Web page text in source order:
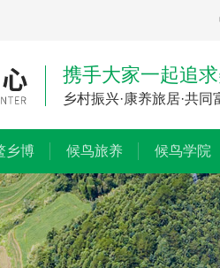
携手大家一起追
乡村振兴·康养旅居·共同
乡博
会
候鸟旅养 候鸟学院